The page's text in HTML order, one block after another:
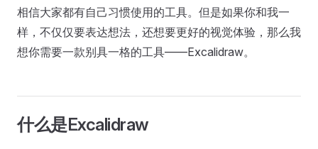
相信大家都有自己习惯使用的工具。但是如果你和我一
样，不仅仅要表达想法，还想要更好的视觉体验，那么我
想你需要一款别具一格的工具——Excalidraw。
什么是Excalidraw